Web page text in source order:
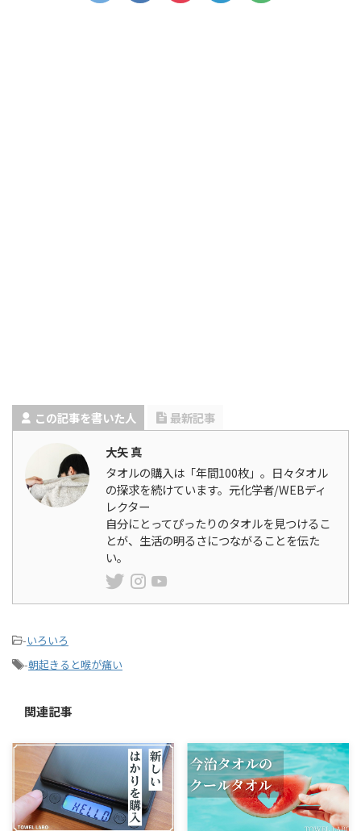
この記事を書いた人
最新記事
大矢 真
タオルの購入は「年間100枚」。日々タオル
の探求を続けています。元化学者/WEBディ
レクター
自分にとってぴったりのタオルを見つけるこ
とが、生活の明るさにつながることを伝た
い。
-いろいろ
-朝起きると喉が痛い
関連記事